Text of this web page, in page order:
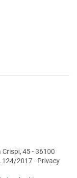
45 - 36100
2017- Privacy